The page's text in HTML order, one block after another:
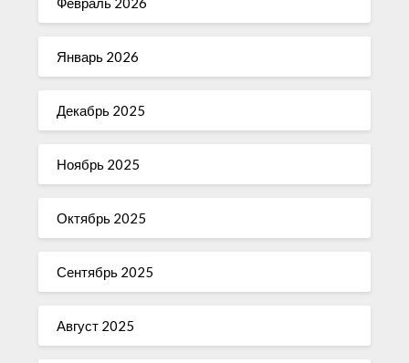
Январь 2026
Декабрь 2025
Ноябрь 2025
Октябрь 2025
Сентябрь 2025
Август 2025